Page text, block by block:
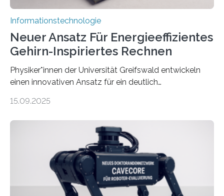
Informationstechnologie
Neuer Ansatz Für Energieeffizientes
Gehirn-Inspiriertes Rechnen
Physiker*innen der Universität Greifswald entwickeln
einen innovativen Ansatz für ein deutlich
Lösungsweg ist inspiriert vom menschlichen Gehirn. Die
stellt die heutige Computertechnik vor
Herausforderungen. Herkömmliche Silizium-
Prozessoren stoßen an ihre Grenzen: Sie verbrauchen
viel Energie, die Speicher- und Verarbeitungseinheiten
sind voneinander getrennt und die Datenübertragung
bremst komplexe Anwendungen aus. Da KI-Modelle
15.09.2025